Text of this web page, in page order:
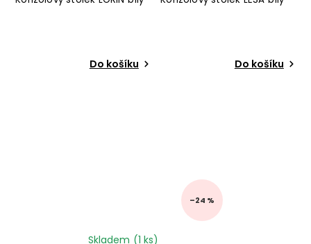
Do košíku Do košíku
–24 %
Skladem (1 ks)